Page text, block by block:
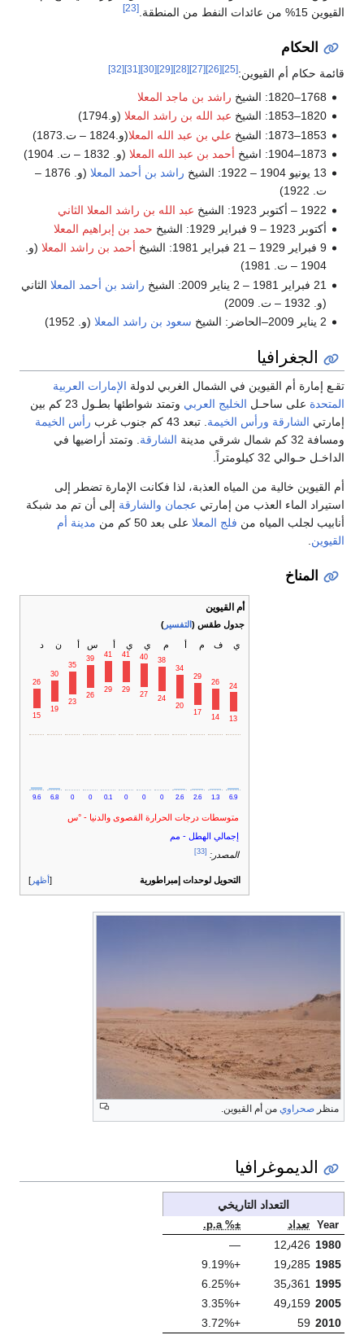
القيوين 15% من عائدات النفط من المنطقة.
[23]
الحكام
قائمة حكام أم القيوين:[25]
[26]
[27]
[28]
[29]
[30]
[31]
[32]
1768–1820: الشيخ
راشد بن ماجد المعلا
1820–1853: الشيخ
عبد الله بن راشد المعلا (و.1794)
1853–1873: الشيخ
علي بن عبد الله المعلا(و.1824 – ت.1873)
1873–1904: اشيخ
أحمد بن عبد الله المعلا (و. 1832 – ت. 1904)
13 يونيو 1904 – 1922: الشيخ
راشد بن أحمد المعلا
(و. 1876 –
ت. 1922)
1922 – أكتوبر 1923: الشيخ
عبد الله بن راشد المعلا الثاني
أكتوبر 1923 – 9 فبراير 1929: الشيخ
حمد بن إبراهيم المعلا
9 فبراير 1929 – 21 فبراير 1981: الشيخ
أحمد بن راشد المعلا (و.
1904 – ت. 1981)
21 فبراير 1981 – 2 يناير 2009: الشيخ
راشد بن أحمد المعلا الثاني
(و. 1932 – ت. 2009)
2 يناير 2009–الحاضر: الشيخ
سعود بن راشد المعلا (و. 1952)
الجغرافيا
تقـع إمارة أم القيوين في الشمال الغربي لدولة الإمارات العربية
المتحدة على ساحـل الخليج العربي
وتمتد شواطئها بطـول 23 كم بين
إمارتي الشارقة ورأس الخيمة. تبعد 43 كم جنوب غرب
رأس الخيمة
ومسافة 32 كم شمال شرقي مدينة
الشارقة. وتمتد أراضيها في
الداخـل حـوالي 32 كيلومتراً.
أم القيوين خالية من المياه العذبة، لذا فكانت الإمارة تضطر إلى
استيراد الماء العذب من إمارتي عجمان والشارقة إلى أن تم مد شبكة
أنابيب لجلب المياه من فلج المعلا على بعد 50 كم من
مدينة أم
القيوين.
المناخ
أم القيوين
جدول طقس ( التفسير )
ي ف م م ي ي س ن د
6.9
24
13
1.3
26
14
2.6
29
17
2.6
34
20
0
38
24
0
40
27
0
41
29
0.1
41
29
0
39
26
0
35
23
6.8
30
19
9.6
26
15
متوسطات درجات الحرارة القصوى والدنيا - °س
إجمالي الهطل - مم
المصدر:
أظهر التحويل لوحدات إمبراطورية
منظر صحراوي من أم القيوين.
الديموغرافيا
التعداد التاريخي
Year تعداد ±% p.a.
1980 12٫426
—
1985 19٫285
+9.19%
1995
35٫361
+6.25%
2005 49٫159
+3.35%
2010
59
+3.72%